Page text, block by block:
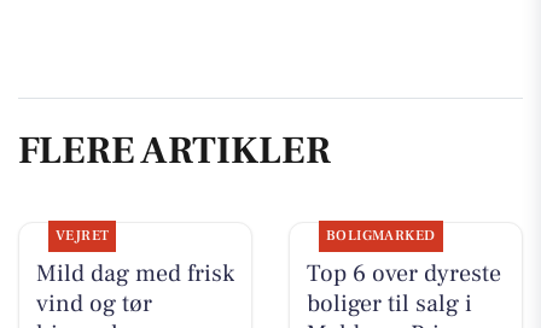
FLERE ARTIKLER
VEJRET
Mild dag med frisk
vind og tør
BOLIGMARKED
Top 6 over dyreste
boliger til salg i